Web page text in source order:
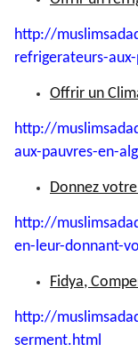
http://
refrigerateurs-
Offrir un
http://
aux-pauvres-en-
Donnez
http://
en-leur-donnant-
Fidya,
http://
serment.html